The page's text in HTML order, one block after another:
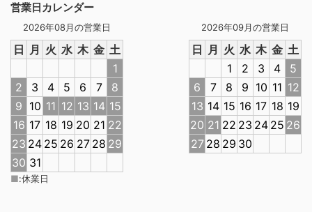
営業日カレンダー
2026年08月の営業日
日 月 火 水 木 金 土
1
2
3 4 5 6 7
8
9 10 11 12 13 14 15
16 17 18 19 20 21 22
23 24 25 26 27 28 29
30 31
2026年09月の営業日
日 月 火 水 木 金 土
1
2 3 4
5
6
7 8 9 10 11 12
13 14 15 16 17 18 19
20 21 22 23 24 25 26
27 28 29 30
■:休業日